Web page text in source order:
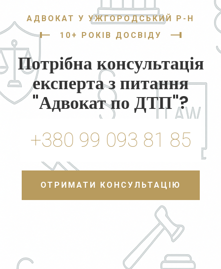
АДВОКАТ У УЖГОРОДСЬКИЙ Р-Н
10+ РОКІВ ДОСВІДУ
Потрібна консультація
експерта з питання
"Адвокат по ДТП"?
+380 99 093 81 85
ОТРИМАТИ КОНСУЛЬТАЦІЮ